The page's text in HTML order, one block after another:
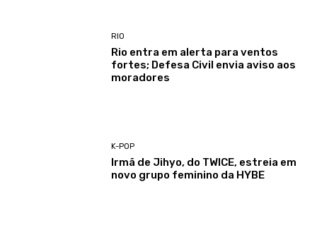
RIO
Rio entra em alerta para ventos
fortes; Defesa Civil envia aviso aos
moradores
K-POP
Irmã de Jihyo, do TWICE, estreia em
novo grupo feminino da HYBE